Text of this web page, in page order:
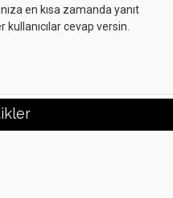
en kısa zamanda yanıt
cevap versin.